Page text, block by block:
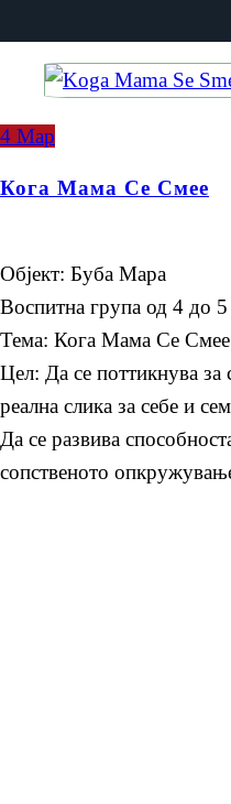
4 Мар
Кога Мама Се Смее
Објект: Буба Мара
Воспитна група од 4 до
Тема: Кога Мама Се Смее
Цел: Да се поттикнува за
реална слика за себе и
Да се развива
сопственото